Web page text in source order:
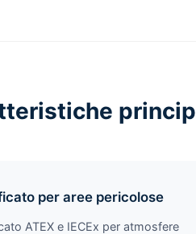
per aree pericolose
ATEX e IECEx per atmosfere